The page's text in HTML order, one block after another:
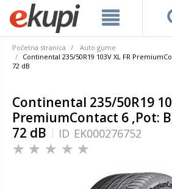
Početna stranica
Auto gume
Continental 235/50R19 103V XL FR
72 dB
Continental 235/50R19
PremiumContact 6 ,Pot:
72 dB
ID EK000276752